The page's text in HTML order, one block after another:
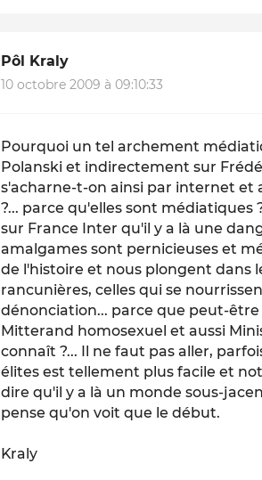
Pôl Kraly
10 octobre 2009 à 09:10:33
Pourquoi un tel archement
Polanski et indirectement sur
s'acharne-t-on ainsi par internet et
?... parce qu'elles sont médiatiques
sur France Inter qu'il y a là une
amalgames sont pernicieuses et
de l'histoire et nous plongent dans
rancunières, celles qui se
dénonciation... parce que peut-
Mitterand homosexuel et aussi
connaît ?... Il ne faut pas aller,
élites est tellement plus facile et
dire qu'il y a là un monde sous-
pense qu'on voit que le début.
Kraly